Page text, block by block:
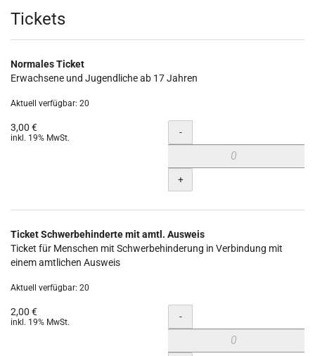
Produkte
Tickets
Normales Ticket
Erwachsene und Jugendliche ab 17 Jahren
Aktuell verfügbar: 20
3,00 €
inkl. 19% MwSt. Menge
-
+
Ticket Schwerbehinderte mit amtl. Ausweis
Ticket für Menschen mit Schwerbehinderung in Verbindung mit
einem amtlichen Ausweis
Aktuell verfügbar: 20
2,00 €
inkl. 19% MwSt. Menge
-